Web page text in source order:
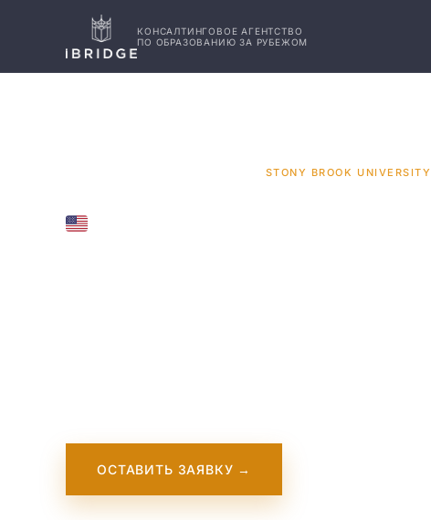
КОНСАЛТИНГОВОЕ АГЕНТСТВО
ПО ОБРАЗОВАНИЮ ЗА РУБЕЖОМ
STONY BROOK UNIVERSITY
ОСТАВИТЬ ЗАЯВКУ →